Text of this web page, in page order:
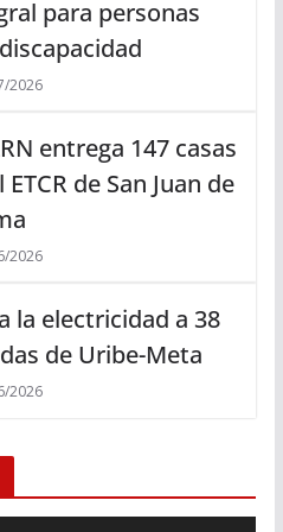
para personas
2026
entrega 147 casas
ETCR de San Juan de
2026
la electricidad a 38
de Uribe-Meta
2026